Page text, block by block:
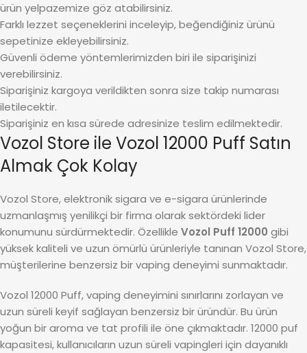
ürün yelpazemize göz atabilirsiniz.
Farklı lezzet seçeneklerini inceleyip, beğendiğiniz ürünü
sepetinize ekleyebilirsiniz.
Güvenli ödeme yöntemlerimizden biri ile siparişinizi
verebilirsiniz.
Siparişiniz kargoya verildikten sonra size takip numarası
iletilecektir.
Siparişiniz en kısa sürede adresinize teslim edilmektedir.
Vozol Store ile Vozol 12000 Puff Satın
Almak Çok Kolay
Vozol Store, elektronik sigara ve e-sigara ürünlerinde
uzmanlaşmış yenilikçi bir firma olarak sektördeki lider
konumunu sürdürmektedir. Özellikle Vozol Puff 12000 gibi
yüksek kaliteli ve uzun ömürlü ürünleriyle tanınan Vozol Store,
müşterilerine benzersiz bir vaping deneyimi sunmaktadır.
Vozol 12000 Puff, vaping deneyimini sınırlarını zorlayan ve
uzun süreli keyif sağlayan benzersiz bir üründür. Bu ürün
yoğun bir aroma ve tat profili ile öne çıkmaktadır. 12000 puf
kapasitesi, kullanıcıların uzun süreli vapingleri için dayanıklı